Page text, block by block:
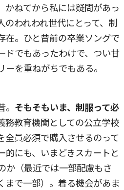
かねてから私には疑問があっ
のわれわれ世代にとって、制
在。ひと昔前の卒業ソングで
ドでもあったわけで、つい甘
を重ねがちでもある。
そもそもいま、制服って必
務教育機関としての公立学校
全員必須で購入させるのって
的にも、いまどきスカートと
か（最近では一部配慮もさ
まで一部）。着る機会があま